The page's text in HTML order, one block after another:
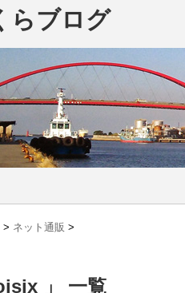
らブログ
> ネット通販 >
」 一覧